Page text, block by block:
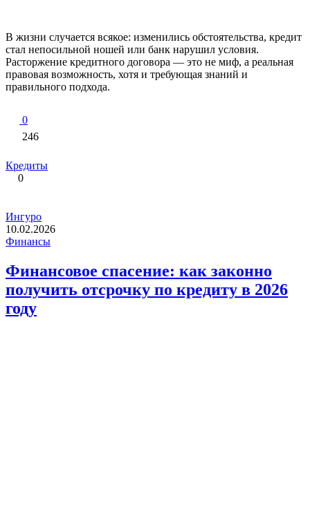
В жизни случается всякое: изменились обстоятельства, кредит
стал непосильной ношей или банк нарушил условия.
Расторжение кредитного договора — это не миф, а реальная
правовая возможность, хотя и требующая знаний и
правильного подхода.
0
246
Кредиты
0
Ингуро
10.02.2026
Финансы
Финансовое спасение: как законно
получить отсрочку по кредиту в 2026
году